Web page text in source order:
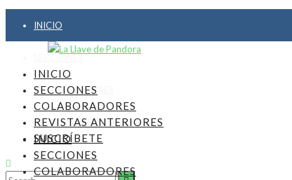
INICIO
SECCIONES
COLABORADORES
REVISTAS ANTERIORES
SUSCRÍBETE
INICIO
SECCIONES
COLABORADORES
REVISTAS ANTERIORES
SUSCRÍBETE
INICIO
SECCIONES
COLABORADORES